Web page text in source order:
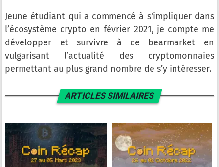
Jeune étudiant qui a commencé à s'impliquer dans
l’écosystème crypto en février 2021, je compte me
développer et survivre à ce bearmarket en
vulgarisant l’actualité des cryptomonnaies
permettant au plus grand nombre de s’y intéresser.
ARTICLES SIMILAIRES